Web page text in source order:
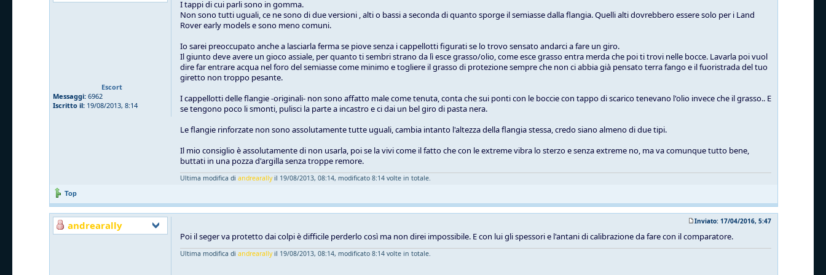
Escort
Messaggi: 6962
Iscritto il: 19/08/2013, 8:14
I tappi di cui parli sono in gomma.
Non sono tutti uguali, ce ne sono di due versioni , alti o bassi a seconda di quanto sporge il semiasse dalla flangia. Quelli alti dovrebbero essere solo per i Land
Rover early models e sono meno comuni.
Io sarei preoccupato anche a lasciarla ferma se piove senza i cappellotti figurati se lo trovo sensato andarci a fare un giro.
Il giunto deve avere un gioco assiale, per quanto ti sembri strano da lì esce grasso/olio, come esce grasso entra merda che poi ti trovi nelle bocce. Lavarla poi vuol
dire far entrare acqua nel foro del semiasse come minimo e togliere il grasso di protezione sempre che non ci abbia già pensato terra fango e il fuoristrada del tuo
giretto non troppo pesante.
I cappellotti delle flangie -originali- non sono affatto male come tenuta, conta che sui ponti con le boccie con tappo di scarico tenevano l'olio invece che il grasso.. E
se tengono poco li smonti, pulisci la parte a incastro e ci dai un bel giro di pasta nera.
Le flangie rinforzate non sono assolutamente tutte uguali, cambia intanto l'altezza della flangia stessa, credo siano almeno di due tipi.
Il mio consiglio è assolutamente di non usarla, poi se la vivi come il fatto che con le extreme vibra lo sterzo e senza extreme no, ma va comunque tutto bene,
buttati in una pozza d'argilla senza troppe remore.
Ultima modifica di andrearallyil 19/08/2013, 08:14, modificato 8:14 volte in totale.
Top
andrearally Inviato: 17/04/2016, 5:47
Poi il seger va protetto dai colpi è difficile perderlo così ma non direi impossibile. E con lui gli spessori e l'antani di calibrazione da fare con il comparatore.
Ultima modifica di andrearallyil 19/08/2013, 08:14, modificato 8:14 volte in totale.